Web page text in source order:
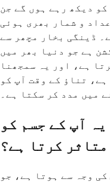
دیکھ رہے ہوں گے جن
و شمار بھری ہوئی
ڈینگی بخار مچھر سے
ہے جو دنیا بھر میں
ہے، اور یہ سمجھنا
تناؤ کے وقت آپ کو
میں مدد کر سکتا ہے۔
آپ کے جسم کو
کرتا ہے؟
وجہ سے ہوتا ہے، جو